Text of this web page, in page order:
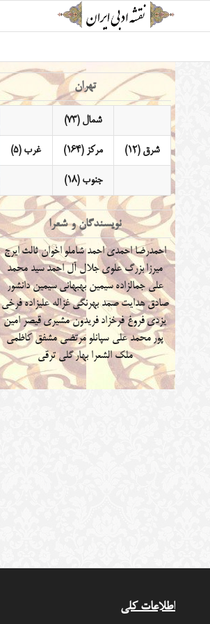
تهران
شمال (73)
شرق (12) مرکز (164) غرب (5)
جنوب (18)
نویسندگان و شعرا
احمدرضا احمدیاحمد شاملواخوان ثالث ایرج
میرزابزرگ علوی جلال آل احمد سید محمد
علی جمالزاده سیمین بهبهانیسیمین دانشور
صادق هدایتصمد بهرنگیغزاله علیزادهفرخی
یزدیفروغ فرخزاد فریدون مشیری قیصر امین
پور محمد علی سپانلو مرتضی مشفق کاظمی
ملک الشعرا بهارگلی ترقی
اطلاعات کلی